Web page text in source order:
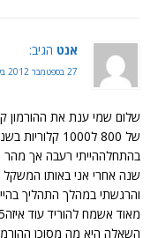
אנט הגיב:
27 בספטמבר 2012 בשעה 10:02
שלום שמי ענת את ההורמון
בהתחלההייתי רעבה אך מהר
שנה אחרי אני באותו
והרגשתי במהלך התהליך